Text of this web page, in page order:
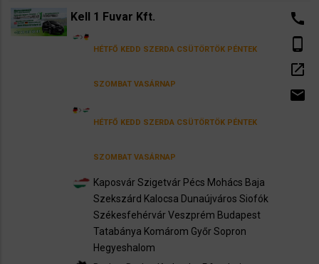
Kell 1 Fuvar Kft.
HÉTFŐ KEDD SZERDA CSÜTÖRTÖK PÉNTEK
SZOMBAT VASÁRNAP
HÉTFŐ KEDD SZERDA CSÜTÖRTÖK PÉNTEK
SZOMBAT VASÁRNAP
KaposvárSzigetvár Pécs Mohács Baja
Szekszárd Kalocsa Dunaújváros Siofók
SzékesfehérvárVeszprém Budapest
Tatabánya Komárom GyőrSopron
Hegyeshalom
call
phone_android
open_in_new
email